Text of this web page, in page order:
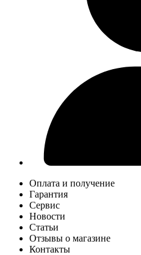
Оплата и получение
Гарантия
Сервис
Новости
Статьи
Отзывы о магазине
Контакты